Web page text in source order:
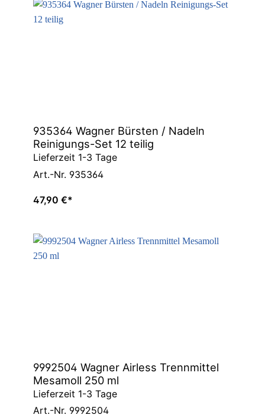
935364 Wagner Bürsten / Nadeln
Reinigungs-Set 12 teilig
Lieferzeit 1-3 Tage
Art.-Nr. 935364
47,90 €*
9992504 Wagner Airless Trennmittel
Mesamoll 250 ml
Lieferzeit 1-3 Tage
Art.-Nr. 9992504